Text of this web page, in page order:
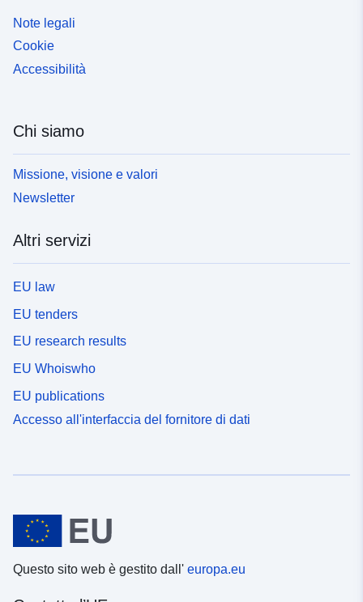
Note legali
Cookie
Accessibilità
Chi siamo
Missione, visione e valori
Newsletter
Altri servizi
EU law
EU tenders
EU research results
EU Whoiswho
EU publications
Accesso all'interfaccia del fornitore di dati
Questo sito web è gestito dall' europa.eu